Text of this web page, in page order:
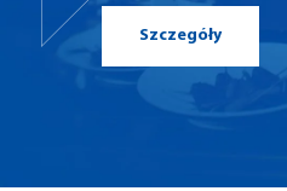
Szczegóły